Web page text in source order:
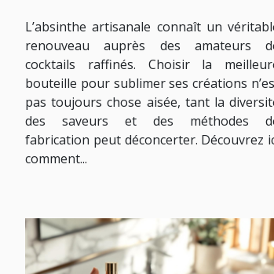
cocktails ?
L’absinthe artisanale connaît un
renouveau auprès des amateurs
cocktails raffinés. Choisir la
bouteille pour sublimer ses créations
pas toujours chose aisée, tant la
des saveurs et des méthodes
fabrication peut déconcerter. Découvrez
comment...